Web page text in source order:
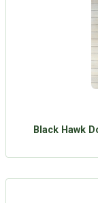
Black Hawk